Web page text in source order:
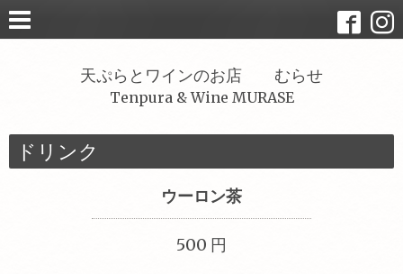
天ぷらとワインのお店 むらせ
Tenpura & Wine MURASE
ドリンク
ウーロン茶
500 円